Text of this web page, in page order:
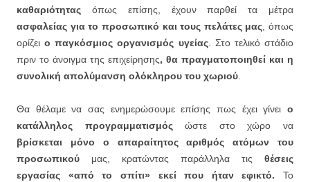
καθαριότητας όπως επίσης, έχουν παρθεί τα μέτρα
ασφαλείας για το προσωπικό και τους πελάτες μας , όπως
ορίζειο παγκόσμιος οργανισμός υγείας. Στο τελικό στάδιο
πριν το άνοιγμα της επιχείρησης, θα πραγματοποιηθεί και η
συνολική απολύμανση ολόκληρου του χωριού
Θα θέλαμε να σας ενημερώσουμε επίσης πως έχει γίνει ο
κατάλληλος προγραμματισμόςώστε στο χώρο να
βρίσκεται μόνο ο απαραίτητος αριθμός ατόμων του
προσωπικού μας, κρατώντας παράλληλα τις θέσεις
εργασίας «από το σπίτι» εκεί που ήταν εφικτό. Το